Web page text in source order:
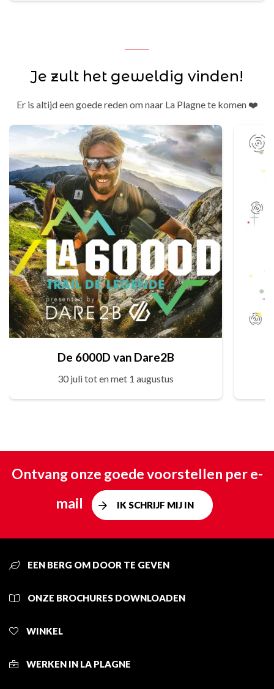
Je zult het geweldig vinden!
Er is altijd een goede reden om naar La Plagne te komen ❤️
De 6000D van Dare2B
30 juli tot en met 1 augustus
Ontvang onze goede voorstellen per e-
mail
IK SCHRIJF MIJ IN
EEN BERG OM DOOR TE GEVEN
ONZE BROCHURES DOWNLOADEN
WINKEL
WERKEN IN LA PLAGNE